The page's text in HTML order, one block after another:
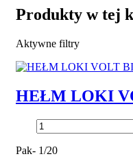
Produkty w tej
Aktywne filtry
HEŁM LOKI
Pak- 1/20